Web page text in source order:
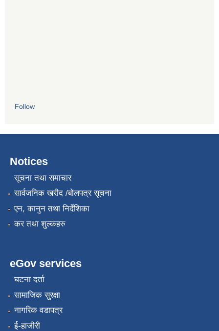
Follow
Notices
सूचना तथा समाचार
सार्वजनिक खरीद /बोलपत्र सूचना
एन, कानुन तथा निर्देशिका
कर तथा शुल्कहरु
eGov services
घटना दर्ता
सामाजिक सुरक्षा
नागरिक वडापत्र
ई-हाजीरी